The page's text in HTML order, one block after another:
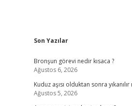
Sidebar
Son Yazılar
Bronşun görevi nedir kısaca ?
Ağustos 6, 2026
Kuduz aşısı olduktan sonra yıkanılır
Ağustos 5, 2026